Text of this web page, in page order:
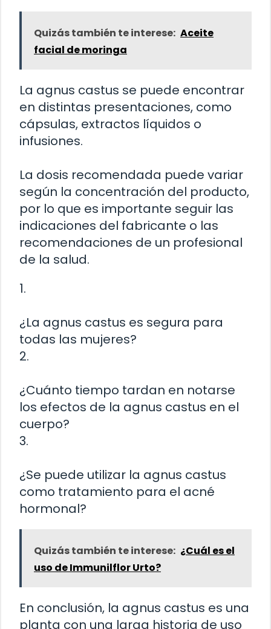
Quizás también te interese: Aceite
facial de moringa
La agnus castus se puede encontrar
en distintas presentaciones, como
cápsulas, extractos líquidos o
infusiones.
La dosis recomendada puede variar
según la concentración del producto,
por lo que es importante seguir las
indicaciones del fabricante o las
recomendaciones de un profesional
de la salud.
1.
¿La agnus castus es segura para
todas las mujeres?
2.
¿Cuánto tiempo tardan en notarse
los efectos de la agnus castus en el
cuerpo?
3.
¿Se puede utilizar la agnus castus
como tratamiento para el acné
hormonal?
Quizás también te interese: ¿Cuál es el
uso de Immunilflor Urto?
En conclusión, la agnus castus es una
planta con una larga historia de uso